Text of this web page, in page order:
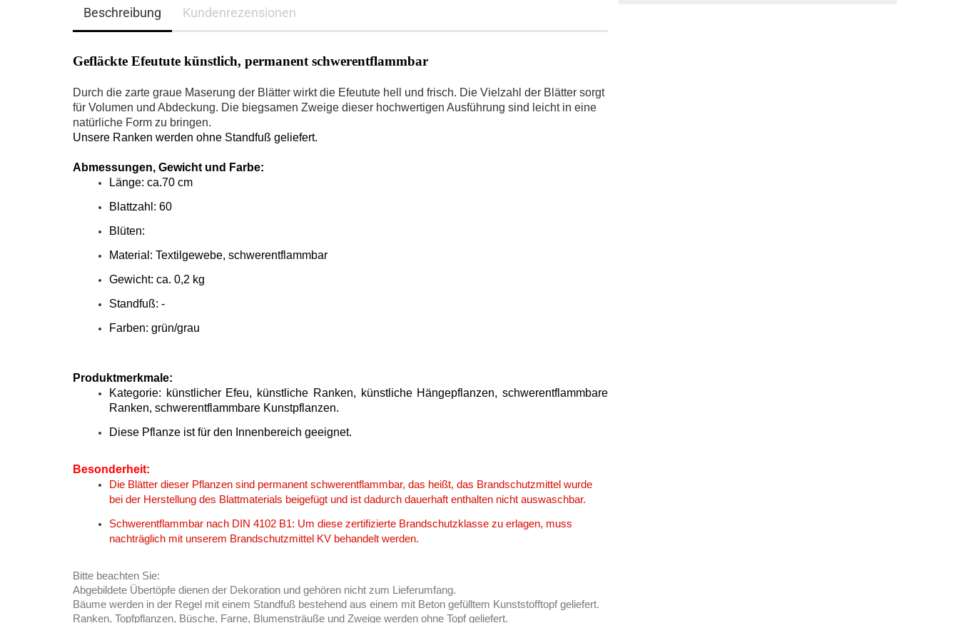
Beschreibung Kundenrezensionen
Gefläckte Efeutute künstlich, permanent schwerentflammbar
Durch die zarte graue Maserung der Blätter wirkt die Efeutute hell und frisch. Die Vielzahl der Blätter sorgt
für Volumen und Abdeckung. Die biegsamen Zweige dieser hochwertigen Ausführung sind leicht in eine
natürliche Form zu bringen.
Unsere Ranken werden ohne Standfuß geliefert.
Abmessungen, Gewicht und Farbe:
Länge: ca.70 cm
Blattzahl: 60
Blüten:
Material: Textilgewebe, schwerentflammbar
Gewicht: ca. 0,2 kg
Standfuß: -
Farben: grün/grau
Produktmerkmale:
Kategorie: künstlicher Efeu, künstliche Ranken, künstliche Hängepflanzen, schwerentflammbare
Ranken, schwerentflammbare Kunstpflanzen.
Diese Pflanze ist für den Innenbereich geeignet.
Besonderheit:
Die Blätter dieser Pflanzen sind permanent schwerentflammbar, das heißt, das Brandschutzmittel wurde
bei der Herstellung des Blattmaterials beigefügt und ist dadurch dauerhaft enthalten nicht auswaschbar.
Schwerentflammbar nach DIN 4102 B1: Um diese zertifizierte Brandschutzklasse zu erlagen, muss
nachträglich mit unserem Brandschutzmittel KV behandelt werden.
Bitte beachten Sie:
Abgebildete Übertöpfe dienen der Dekoration und gehören nicht zum Lieferumfang.
Bäume werden in der Regel mit einem Standfuß bestehend aus einem mit Beton gefülltem Kunststofftopf geliefert.
Ranken, Topfpflanzen, Büsche, Farne, Blumensträuße und Zweige werden ohne Topf geliefert.